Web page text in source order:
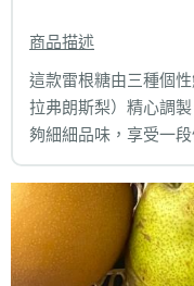
商品描述
這款雷根糖由三種個
拉弗朗斯梨）精心調
夠細細品味，享受一